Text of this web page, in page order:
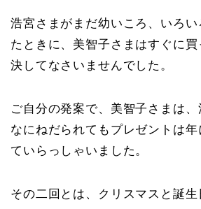
浩宮さまがまだ幼いころ、いろ
たときに、美智子さまはすぐに
決してなさいませんでした。
ご自分の発案で、美智子さまは
なにねだられてもプレゼントは
ていらっしゃいました。
その二回とは、クリスマスと誕生